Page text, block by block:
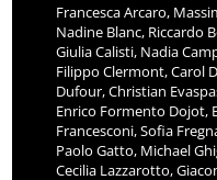
Francesca Arcaro,
Nadine Blanc, Riccardo
Giulia Calisti, Nadia
Filippo Clermont, Carol
Dufour, Christian
Enrico Formento Dojot,
Francesconi, Sofia
Paolo Gatto, Michael
Cecilia Lazzarotto,